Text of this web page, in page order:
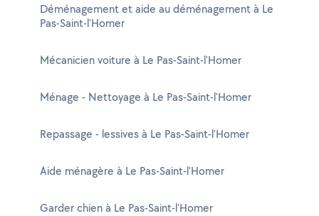
Déménagement et aide au déménagement à Le
Pas-Saint-l'Homer
Mécanicien voiture à Le Pas-Saint-l'Homer
Ménage - Nettoyage à Le Pas-Saint-l'Homer
Repassage - lessives à Le Pas-Saint-l'Homer
Aide ménagère à Le Pas-Saint-l'Homer
Garder chien à Le Pas-Saint-l'Homer